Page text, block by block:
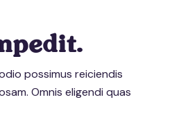
possimus reiciendis
Omnis eligendi quas